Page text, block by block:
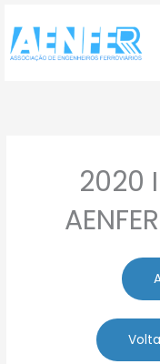
para
conteúdo
2020